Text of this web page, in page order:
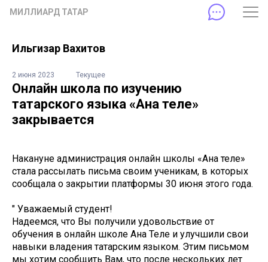
МИЛЛИАРД ТАТАР
Ильгизар Вахитов
2 июня 2023 Текущее
Онлайн школа по изучению
татарского языка «Ана теле»
закрывается
Накануне администрация онлайн школы «Ана теле»
стала рассылать письма своим ученикам, в которых
сообщала о закрытии платформы 30 июня этого года.
" Уважаемый студент!
Надеемся, что Вы получили удовольствие от
обучения в онлайн школе Ана Теле и улучшили свои
навыки владения татарским языком. Этим письмом
мы хотим сообщить Вам, что после нескольких лет